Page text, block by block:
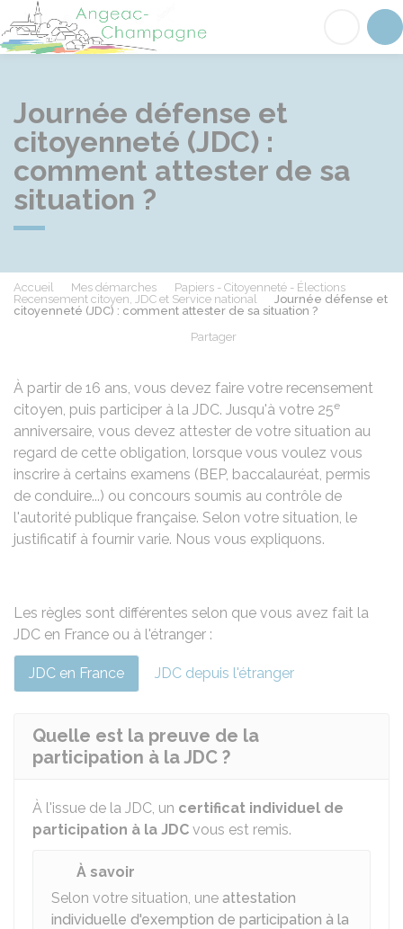
Angeac-Champagne
Journée défense et
citoyenneté (JDC) :
comment attester de sa
situation ?
Accueil Mes démarches
Papiers - Citoyenneté - Élections
Recensement citoyen, JDC et Service national
Journée défense et
citoyenneté (JDC) : comment attester de sa situation ?
Partager
À partir de 16 ans, vous devez faire votre recensement
citoyen, puis participer à la JDC. Jusqu'à votre 25e
anniversaire, vous devez attester de votre situation au
regard de cette obligation, lorsque vous voulez vous
inscrire à certains examens (BEP, baccalauréat, permis
de conduire...) ou concours soumis au contrôle de
l'autorité publique française. Selon votre situation, le
justificatif à fournir varie. Nous vous expliquons.
Les règles sont différentes selon que vous avez fait la
JDC en France ou à l'étranger :
JDC en France JDC depuis l'étranger
Quelle est la preuve de la
participation à la JDC ?
À l'issue de la JDC, un certificat individuel de
participation à la JDC vous est remis.
À savoir
Selon votre situation, une attestation
individuelle d'exemption de participation à la